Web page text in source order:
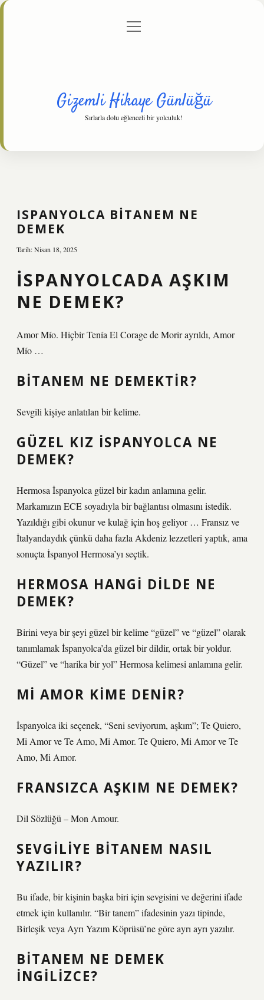
Gizlilik Politikası
menüyü
Gizemli Hikaye Günlüğü
Sırlarla dolu eğlenceli bir yolculuk!
ISPANYOLCA BITANEM NE
DEMEK
Tarih: Nisan 18, 2025
İSPANYOLCADA AŞKIM
NE DEMEK?
Amor Mío. Hiçbir Tenía El Corage de Morir ayrıldı, Amor
Mío …
BITANEM NE DEMEKTIR?
Sevgili kişiye anlatılan bir kelime.
GÜZEL KIZ ISPANYOLCA NE
DEMEK?
Hermosa İspanyolca güzel bir kadın anlamına gelir.
Markamızın ECE soyadıyla bir bağlantısı olmasını istedik.
Yazıldığı gibi okunur ve kulağ için hoş geliyor … Fransız ve
İtalyandaydık çünkü daha fazla Akdeniz lezzetleri yaptık, ama
sonuçta İspanyol Hermosa’yı seçtik.
HERMOSA HANGI DILDE NE
DEMEK?
Birini veya bir şeyi güzel bir kelime “güzel” ve “güzel” olarak
tanımlamak İspanyolca’da güzel bir dildir, ortak bir yoldur.
“Güzel” ve “harika bir yol” Hermosa kelimesi anlamına gelir.
MI AMOR KIME DENIR?
İspanyolca iki seçenek, “Seni seviyorum, aşkım”; Te Quiero,
Mi Amor ve Te Amo, Mi Amor. Te Quiero, Mi Amor ve Te
Amo, Mi Amor.
FRANSIZCA AŞKIM NE DEMEK?
Dil Sözlüğü – Mon Amour.
SEVGILIYE BITANEM NASIL
YAZILIR?
Bu ifade, bir kişinin başka biri için sevgisini ve değerini ifade
etmek için kullanılır. “Bir tanem” ifadesinin yazı tipinde,
Birleşik veya Ayrı Yazım Köprüsü’ne göre ayrı ayrı yazılır.
BITANEM NE DEMEK
INGILIZCE?